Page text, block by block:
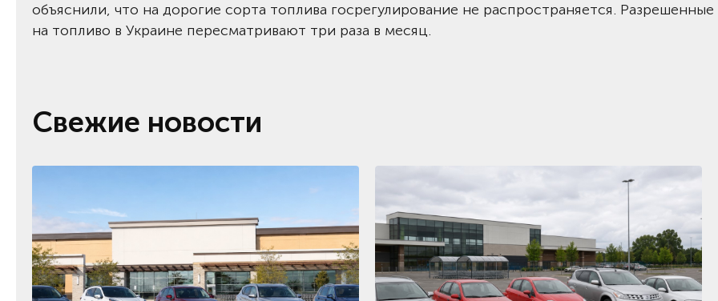
объяснили, что на дорогие сорта топлива госрегулирование не распространяется.
на топливо в Украине пересматривают три раза в месяц.
Свежие новости